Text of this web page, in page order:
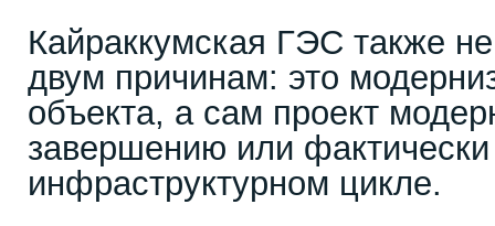
Кайраккумская ГЭС также
двум причинам: это
объекта, а сам проект
завершению или
инфраструктурном цикле.